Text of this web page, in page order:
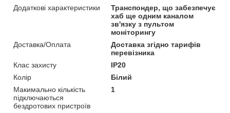
Додаткові характеристики
Транспондер, що забезпечує
хаб ще одним каналом
зв'язку з пультом
моніторингу
Доставка/Оплата
Доставка згідно тарифів
перевізника
Клас захисту
IP20
Колір
Білий
Макимально кількість
підключаються
бездротових пристроїв
1